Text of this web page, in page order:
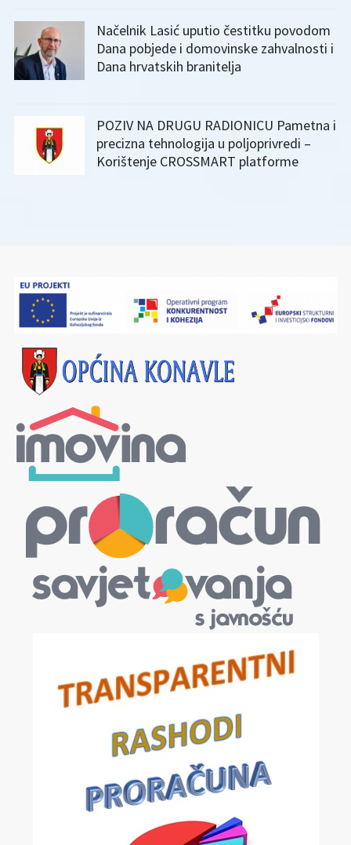
Načelnik Lasić uputio čestitku povodom
Dana pobjede i domovinske zahvalnosti i
Dana hrvatskih branitelja
POZIV NA DRUGU RADIONICU Pametna i
precizna tehnologija u poljoprivredi –
Korištenje CROSSMART platforme